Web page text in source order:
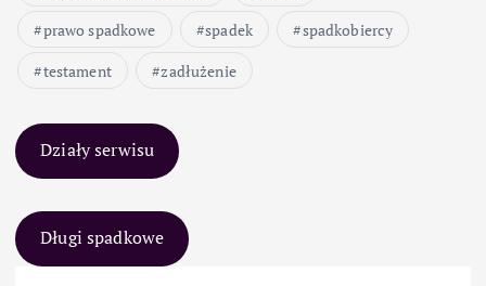
prawo spadkowe
spadek
spadkobiercy
testament
zadłużenie
Działy serwisu
Długi spadkowe